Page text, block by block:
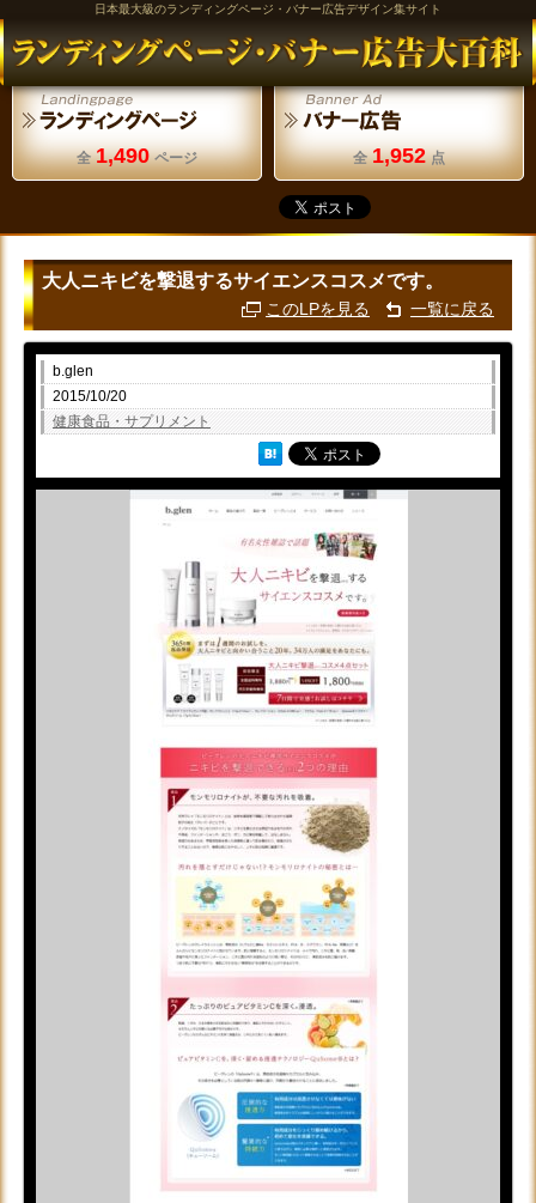
日本最大級のランディングページ・バナー広告デザイン集サイト
全 1,490 ページ 全 1,952 点
大人ニキビを撃退するサイエンスコスメです。
このLPを見る 一覧に戻る
b.glen
2015/10/20
健康食品・サプリメント